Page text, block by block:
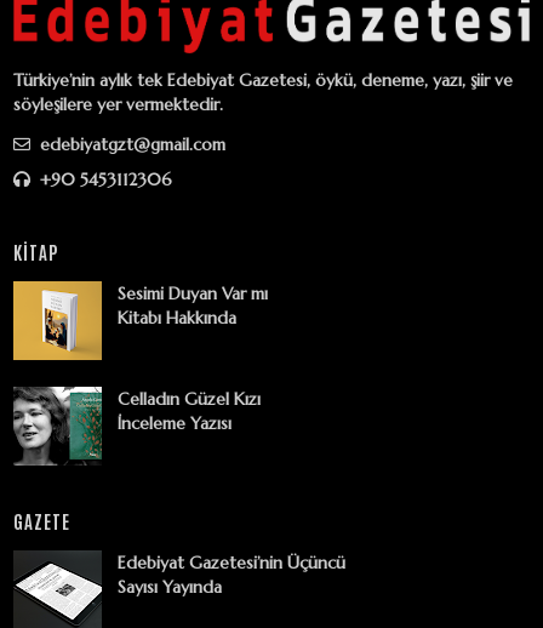
Türkiye’nin aylık tek Edebiyat Gazetesi, öykü, deneme, yazı, şiir ve
söyleşilere yer vermektedir.
edebiyatgzt@gmail.com
+90 5453112306
KİTAP
Sesimi Duyan Var mı
Kitabı Hakkında
Celladın Güzel Kızı
İnceleme Yazısı
GAZETE
Edebiyat Gazetesi’nin Üçüncü
Sayısı Yayında